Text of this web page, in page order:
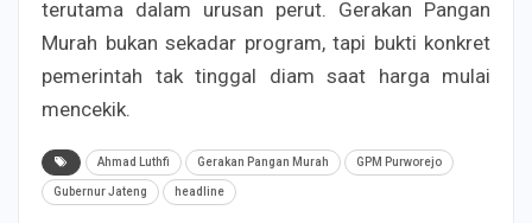
terutama dalam urusan perut. Gerakan Pangan
Murah bukan sekadar program, tapi bukti konkret
pemerintah tak tinggal diam saat harga mulai
mencekik.
Ahmad Luthfi Gerakan Pangan Murah GPM Purworejo
Gubernur Jateng headline